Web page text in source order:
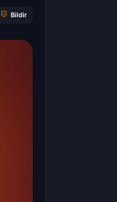
Bildir